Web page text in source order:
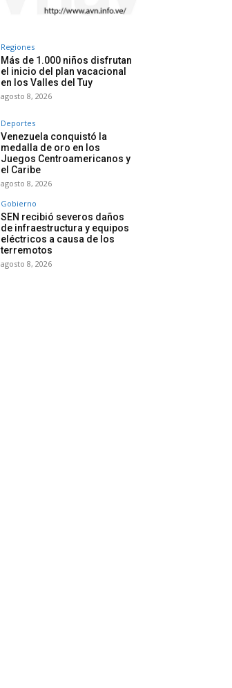
Regiones
Más de 1.000 niños disfrutan
el inicio del plan vacacional
en los Valles del Tuy
agosto 8, 2026
Deportes
Venezuela conquistó la
medalla de oro en los
Juegos Centroamericanos y
el Caribe
agosto 8, 2026
Gobierno
SEN recibió severos daños
de infraestructura y equipos
eléctricos a causa de los
terremotos
agosto 8, 2026